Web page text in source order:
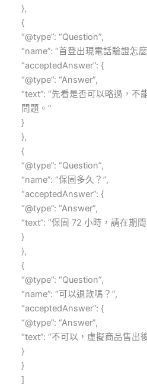
},
{
“@type”: “Question”,
“name”: “首登出現電話驗證怎
“acceptedAnswer”: {
“@type”: “Answer”,
“text”: “先看是否可以略過，不
問題。”
}
},
{
“@type”: “Question”,
“name”: “保固多久？”,
“acceptedAnswer”: {
“@type”: “Answer”,
“text”: “保固 72 小時，請在期
}
},
{
“@type”: “Question”,
“name”: “可以退款嗎？”,
“acceptedAnswer”: {
“@type”: “Answer”,
“text”: “不可以，虛擬商品售出
}
}
]